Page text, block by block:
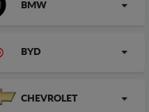
BMW
BYD
CHEVROLET